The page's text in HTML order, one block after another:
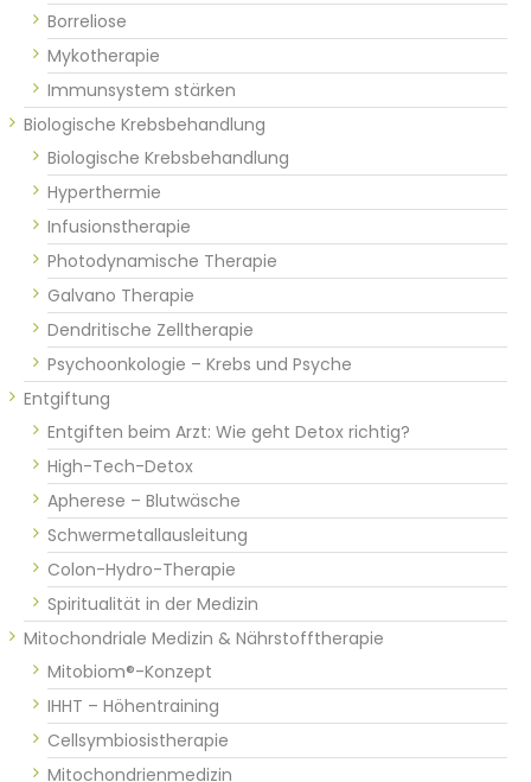
Borreliose
Mykotherapie
Immunsystem stärken
Biologische Krebsbehandlung
Biologische Krebsbehandlung
Hyperthermie
Infusionstherapie
Photodynamische Therapie
Galvano Therapie
Dendritische Zelltherapie
Psychoonkologie – Krebs und Psyche
Entgiftung
Entgiften beim Arzt: Wie geht Detox richtig?
High-Tech-Detox
Apherese – Blutwäsche
Schwermetallausleitung
Colon-Hydro-Therapie
Spiritualität in der Medizin
Mitochondriale Medizin & Nährstofftherapie
Mitobiom®-Konzept
IHHT – Höhentraining
Cellsymbiosistherapie
Mitochondrienmedizin